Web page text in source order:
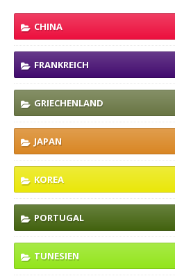
CHINA
FRANKREICH
GRIECHENLAND
JAPAN
KOREA
PORTUGAL
TUNESIEN